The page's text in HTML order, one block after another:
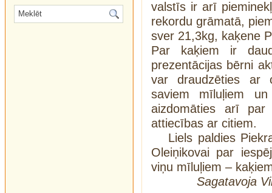
valstīs ir arī
rekordu grāmatā,
sver 21,3kg, kaķene
Par kaķiem ir
prezentācijas bērni
var draudzēties ar
saviem mīluļiem
aizdomāties arī
attiecības ar citiem.
Liels paldies
Oleiņikovai par
viņu mīluļiem –
Sagatavoja